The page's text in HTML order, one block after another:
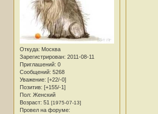
Откуда: Москва
Зарегистрирован: 2011-08-11
Приглашений: 0
Сообщений: 5268
Уважение: [+22/-0]
Позитив: [+155/-1]
Пол: Женский
Возраст: 51 [1975-07-13]
Провел на форуме: